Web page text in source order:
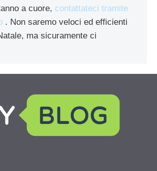
a cuore, contattateci tramite
. Non saremo veloci ed efficienti
ma sicuramente ci